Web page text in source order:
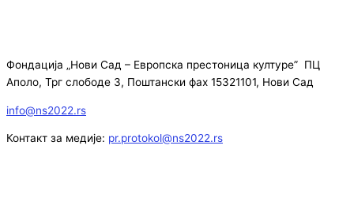
Фондација „Нови Сад – Европска престоница културе” ПЦ
Аполо, Трг слободе 3, Поштански фах 15321101, Нови Сад
info@ns2022.rs
Контакт за медије: pr.protokol@ns2022.rs